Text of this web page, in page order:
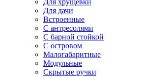
Для хрущевки
Для дачи
Встроенные
С антресолями
С барной стойкой
С островом
Малогабаритные
Модульные
Скрытые ручки